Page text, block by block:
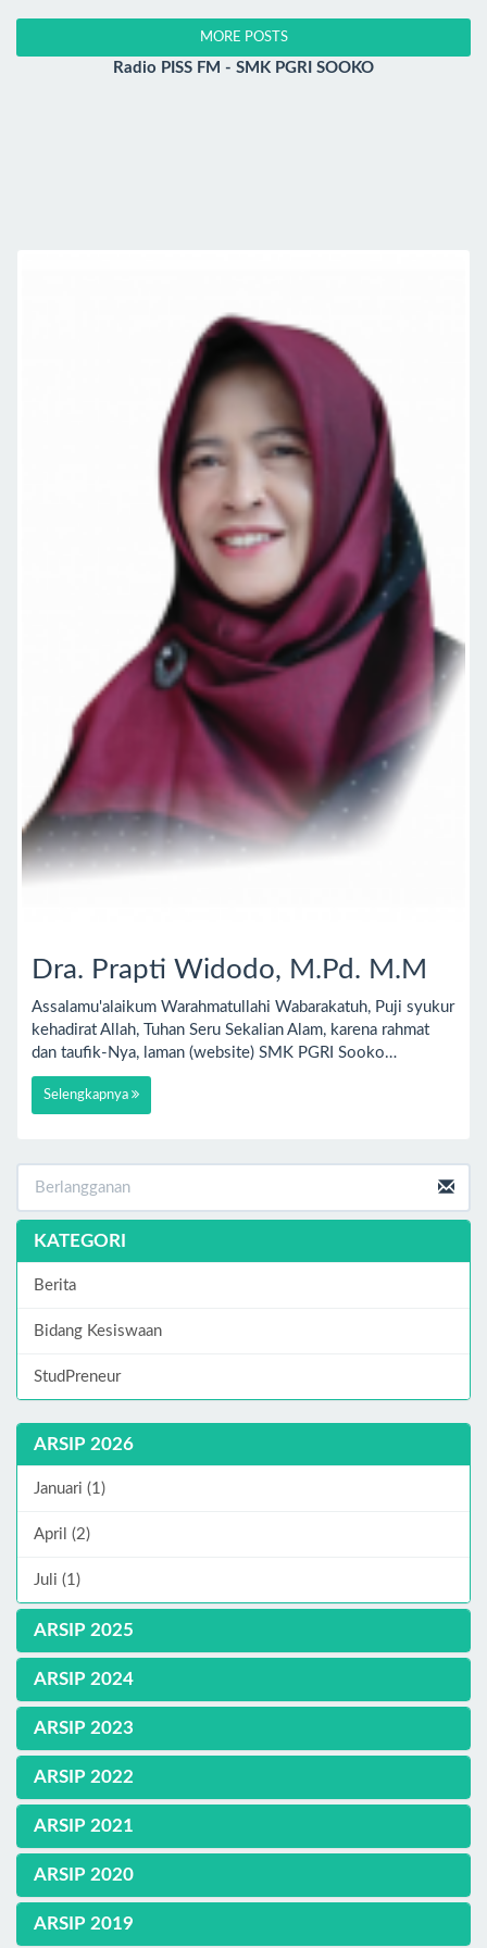
MORE POSTS
Radio PISS FM - SMK PGRI SOOKO
Dra. Prapti Widodo, M.Pd. M.M
Assalamu'alaikum Warahmatullahi Wabarakatuh, Puji syukur
kehadirat Allah, Tuhan Seru Sekalian Alam, karena rahmat
dan taufik-Nya, laman (website) SMK PGRI Sooko…
Selengkapnya
KATEGORI
Berita
Bidang Kesiswaan
StudPreneur
ARSIP 2026
Januari (1)
April (2)
Juli (1)
ARSIP 2025
ARSIP 2024
ARSIP 2023
ARSIP 2022
ARSIP 2021
ARSIP 2020
ARSIP 2019